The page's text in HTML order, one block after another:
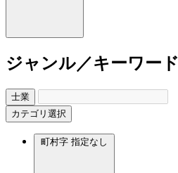
ジャンル／キーワード
士業
カテゴリ選択
町村字 指定なし